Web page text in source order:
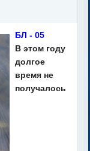
БЛ - 05
В этом году
долгое
время не
получалось